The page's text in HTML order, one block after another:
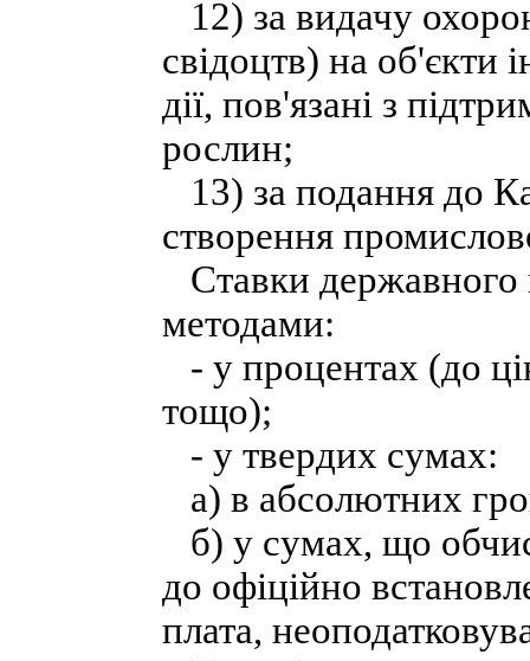
12) за видачу
свідоцтв) на об'єкти
дії, пов'язані з
рослин;
13) за подання до
створення
Ставки державного
методами:
- у процентах (до
тощо);
- у твердих сумах:
а) в абсолютних
б) у сумах, що
до офіційно
плата,